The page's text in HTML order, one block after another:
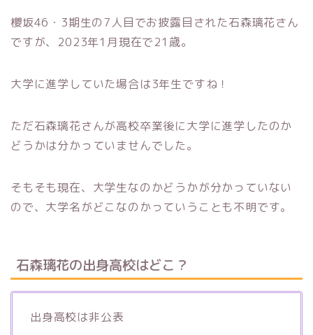
櫻坂46・3期生の7人目でお披露目された石森璃花さん
ですが、2023年1月現在で21歳。
大学に進学していた場合は3年生ですね！
ただ石森璃花さんが高校卒業後に大学に進学したのか
どうかは分かっていませんでした。
そもそも現在、大学生なのかどうかが分かっていない
ので、大学名がどこなのかっていうことも不明です。
石森璃花の出身高校はどこ？
出身高校は非公表